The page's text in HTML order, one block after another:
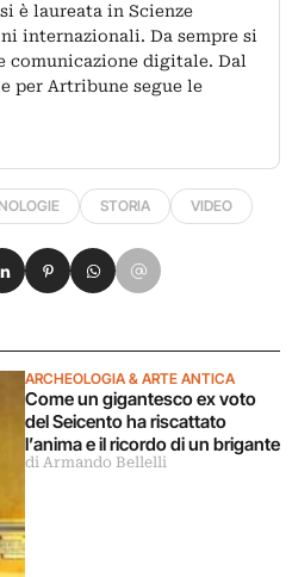
è laureata in Scienze
internazionali. Da sempre si
comunicazione digitale. Dal
per Artribune segue le
STORIA VIDEO
ARCHEOLOGIA & ARTE ANTICA
Come un gigantesco ex voto
del Seicento ha riscattato
l’anima e il ricordo di un brigante
di Armando Bellelli
Facebook
su Xsu LinkedIn
Condividi su Pinterest
Condividi su WhatsApp
Condividi su Email